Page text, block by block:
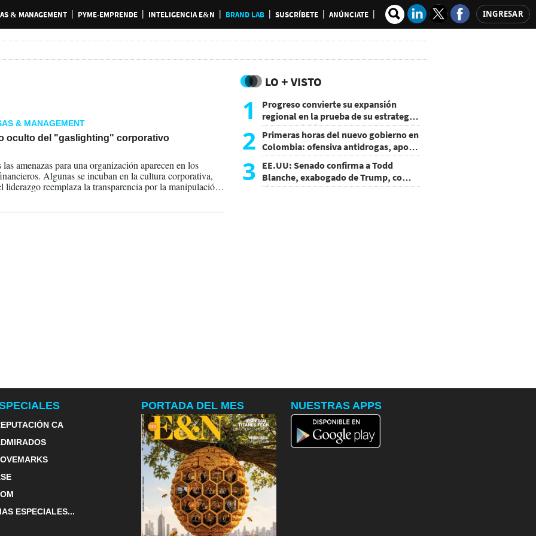
& MANAGEMENT PYME-EMPRENDE INTELIGENCIA E&N BRAND LAB SUSCRÍBETE ANÚNCIATE INGRESAR
& MANAGEMENT
oculto del "gaslighting" corporativo
amenazas para una organización aparecen en los
Algunas se incuban en la cultura corporativa,
liderazgo reemplaza la transparencia por la manipulación.
LO + VISTO
1
Progreso convierte su expansión
regional en la prueba de su estrategia
de sostenibilidad
2 Primeras horas del nuevo gobierno en
Colombia: ofensiva antidrogas, apoyo
de EE.UU. y un atentado
3 EE.UU: Senado confirma a Todd
Blanche, exabogado de Trump, como
Fiscal General
CA
ESPECIALES...
PORTADA DEL MES NUESTRAS APPS